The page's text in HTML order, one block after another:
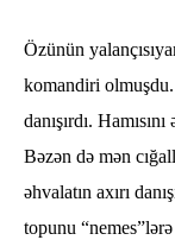
Özünün
komandiri
danışırdı.
Bəzən də mən
əhvalatın axırı
topunu